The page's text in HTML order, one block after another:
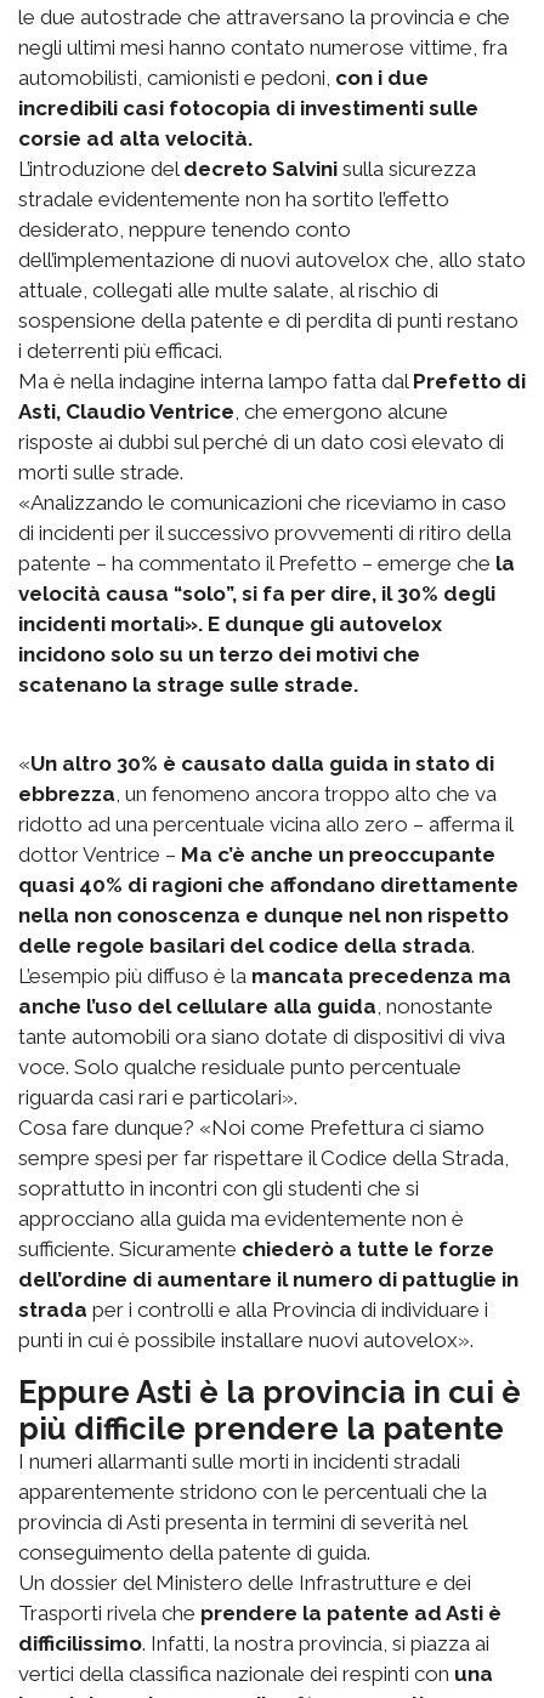
le due autostrade che attraversano la provincia e che
negli ultimi mesi hanno contato numerose vittime, fra
automobilisti, camionisti e pedoni, con i due
incredibili casi fotocopia di investimenti sulle
corsie ad alta velocità.
L’introduzione del decreto Salvini sulla sicurezza
stradale evidentemente non ha sortito l’effetto
desiderato, neppure tenendo conto
dell’implementazione di nuovi autovelox che, allo stato
attuale, collegati alle multe salate, al rischio di
sospensione della patente e di perdita di punti restano
i deterrenti più efficaci.
Ma è nella indagine interna lampo fatta dal Prefetto di
Asti, Claudio Ventrice , che emergono alcune
risposte ai dubbi sul perché di un dato così elevato di
morti sulle strade.
«Analizzando le comunicazioni che riceviamo in caso
di incidenti per il successivo provvementi di ritiro della
patente – ha commentato il Prefetto – emerge che la
velocità causa “solo”, si fa per dire, il 30% degli
incidenti mortali». E dunque gli autovelox
incidono solo su un terzo dei motivi che
scatenano la strage sulle strade.
«Un altro 30% è causato dalla guida in stato di
ebbrezza , un fenomeno ancora troppo alto che va
ridotto ad una percentuale vicina allo zero – afferma il
dottor Ventrice – Ma c’è anche un preoccupante
quasi 40% di ragioni che affondano direttamente
nella non conoscenza e dunque nel non rispetto
delle regole basilari del codice della strada.
L’esempio più diffuso è la mancata precedenza ma
anche l’uso del cellulare alla guida , nonostante
tante automobili ora siano dotate di dispositivi di viva
voce. Solo qualche residuale punto percentuale
riguarda casi rari e particolari».
Cosa fare dunque? «Noi come Prefettura ci siamo
sempre spesi per far rispettare il Codice della Strada,
soprattutto in incontri con gli studenti che si
approcciano alla guida ma evidentemente non è
sufficiente. Sicuramente chiederò a tutte le forze
dell’ordine di aumentare il numero di pattuglie in
strada per i controlli e alla Provincia di individuare i
punti in cui è possibile installare nuovi autovelox».
Eppure Asti è la provincia in cui è
più difficile prendere la patente
I numeri allarmanti sulle morti in incidenti stradali
apparentemente stridono con le percentuali che la
provincia di Asti presenta in termini di severità nel
conseguimento della patente di guida.
Un dossier del Ministero delle Infrastrutture e dei
Trasporti rivela che prendere la patente ad Asti è
difficilissimo. Infatti, la nostra provincia, si piazza ai
vertici della classifica nazionale dei respinti con una